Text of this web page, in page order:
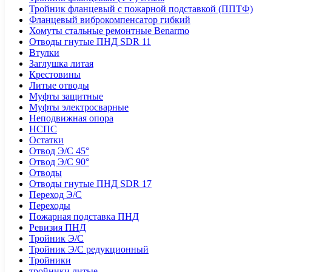
Тройник фланцевый с пожарной подставкой (ППТФ)
Фланцевый виброкомпенсатор гибкий
Хомуты стальные ремонтные Benarmo
Отводы гнутые ПНД SDR 11
Втулки
Заглушка литая
Крестовины
Литые отводы
Муфты защитные
Муфты электросварные
Неподвижная опора
НСПС
Остатки
Отвод Э/С 45°
Отвод Э/С 90°
Отводы
Отводы гнутые ПНД SDR 17
Переход Э/С
Переходы
Пожарная подставка ПНД
Ревизия ПНД
Тройник Э/С
Тройник Э/С редукционный
Тройники